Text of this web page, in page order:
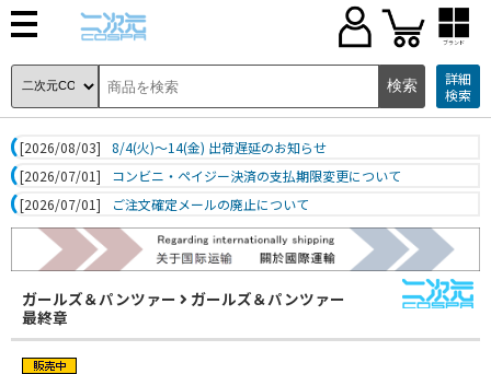
ブランド
詳細
検索
[2026/08/03]
8/4(火)～14(金) 出荷遅延のお知らせ
[2026/07/01]
コンビニ・ペイジー決済の支払期限変更について
[2026/07/01]
ご注文確定メールの廃止について
ガールズ＆パンツァー
ガールズ＆パンツァー
最終章